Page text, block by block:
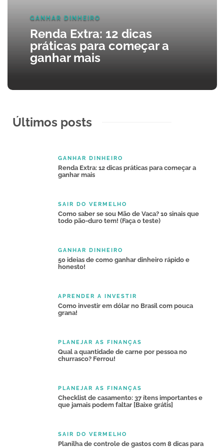
Quanto tempo o banco pode cobrar uma
dívida judicialmente: entenda seus
direitos
Os melhores livros sobre finanças para ler
em 30 dias. Baixe grátis!
GANHAR DINHEIRO
Renda Extra: 12 dicas
práticas para começar a
ganhar mais
Últimos posts
GANHAR DINHEIRO
Renda Extra: 12 dicas práticas para começar a
ganhar mais
SAIR DO VERMELHO
Como saber se sou Mão de Vaca? 10 sinais que
todo pão-duro tem! (Faça o teste)
GANHAR DINHEIRO
50 ideias de como ganhar dinheiro rápido e
honesto!
APRENDER A INVESTIR
Como investir em dólar no Brasil com pouca
grana!
PLANEJAR AS FINANÇAS
Qual a quantidade de carne por pessoa no
churrasco? Ferrou!
PLANEJAR AS FINANÇAS
Checklist de casamento: 37 ítens importantes e
que jamais podem faltar [Baixe grátis]
SAIR DO VERMELHO
Planilha de controle de gastos com 8 dicas para